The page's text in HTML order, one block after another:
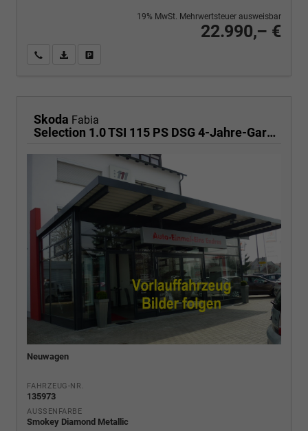
22.990,– €
19% MwSt. Mehrwertsteuer ausweisbar
Wir rufen Sie anPDF-Fahrzeugexposé drucken
Skoda Fabia
Selection 1.0 TSI 115 PS DSG 4-Jahre-Garantie-AppleCarPlay-AndroidAuto-LED-2x PDC-Rückfahrkamera-Sitzheizung-DAB-Klima-Tempomat
Neuwagen
FAHRZEUG-NR.
135973
AUSSENFARBE
Smokey Diamond Metallic